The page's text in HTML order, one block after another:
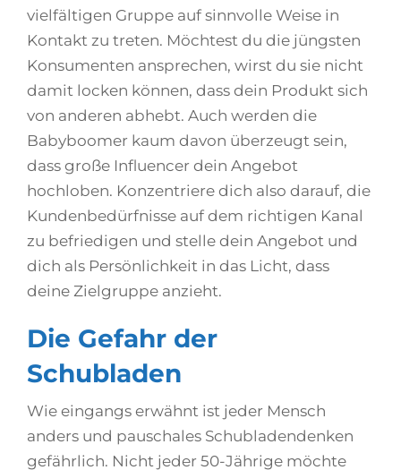
vielfältigen Gruppe auf sinnvolle Weise in
Kontakt zu treten. Möchtest du die jüngsten
Konsumenten ansprechen, wirst du sie nicht
damit locken können, dass dein Produkt sich
von anderen abhebt. Auch werden die
Babyboomer kaum davon überzeugt sein,
dass große Influencer dein Angebot
hochloben. Konzentriere dich also darauf, die
Kundenbedürfnisse auf dem richtigen Kanal
zu befriedigen und stelle dein Angebot und
dich als Persönlichkeit in das Licht, dass
deine Zielgruppe anzieht.
Die Gefahr der
Schubladen
Wie eingangs erwähnt ist jeder Mensch
anders und pauschales Schubladendenken
gefährlich. Nicht jeder 50-Jährige möchte